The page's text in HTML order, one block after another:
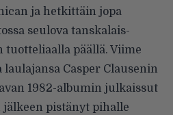
ja hetkittäin jopa
seulova tanskalais-
tuotteliaalla päällä. Viime
laulajansa Casper Clausenin
1982-albumin julkaissut
pistänyt pihalle